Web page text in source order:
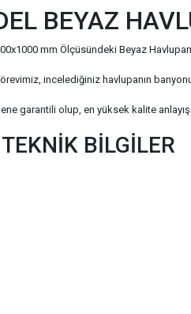
BEYAZ
mm Ölçüsündeki Beyaz
incelediğiniz havlupanın
garantili olup, en yüksek kalite
BİLGİLER